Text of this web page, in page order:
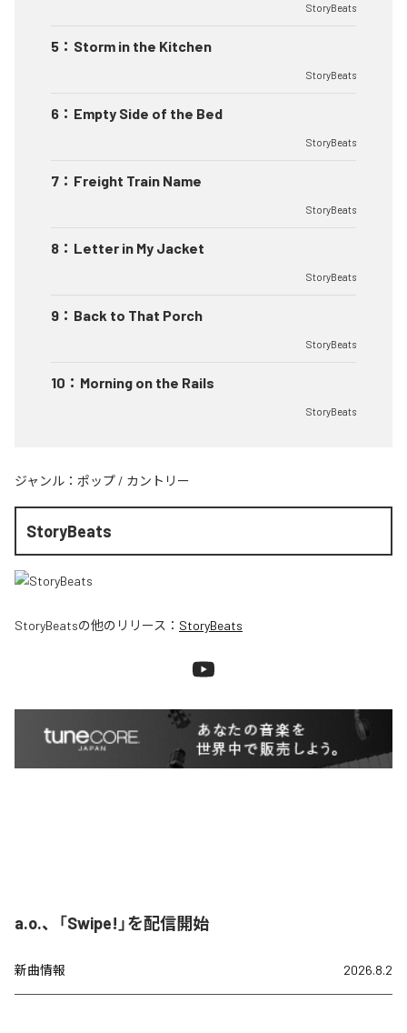
StoryBeats
5 ： Storm in the Kitchen
StoryBeats
6 ： Empty Side of the Bed
StoryBeats
7 ： Freight Train Name
StoryBeats
8 ： Letter in My Jacket
StoryBeats
9 ： Back to That Porch
StoryBeats
10 ： Morning on the Rails
StoryBeats
ジャンル： ポップ / カントリー
StoryBeats
StoryBeatsの他のリリース： StoryBeats
a.o.、「Swipe!」を配信開始
新曲情報 2026.8.2